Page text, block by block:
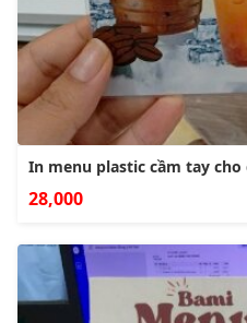
In menu plastic cầm tay cho
28,000